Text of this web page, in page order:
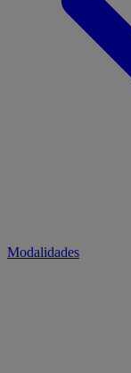
Modalidades